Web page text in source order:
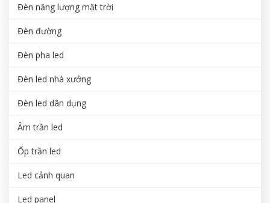
Đèn năng lượng mặt trời
Đèn đường
Đèn pha led
Đèn led nhà xưởng
Đèn led dân dụng
Âm trần led
Ốp trần led
Led cảnh quan
Led panel